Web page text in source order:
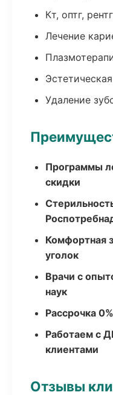
Кт, оптг,
Лечение
Удаление
Программы
скидки
Комфортная
уголок
Врачи с
наук
Рассрочка
Работаем с
клиентами
Отзывы